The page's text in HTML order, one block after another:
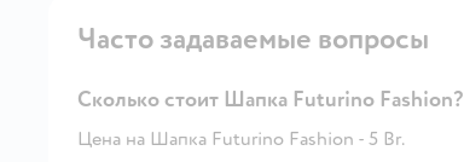
Часто задаваемые вопросы
Сколько стоит Шапка Futurino Fashion?
Цена на Шапка Futurino Fashion - 5 Br.